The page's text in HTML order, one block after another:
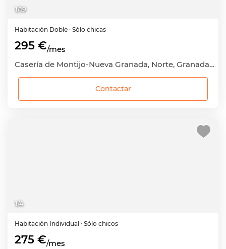
1/19
Habitación Doble · Sólo chicas
295 €/mes
Casería de Montijo-Nueva Granada, Norte, Granada Capital, Granada
Contactar
1/4
Habitación Individual · Sólo chicos
275 €/mes